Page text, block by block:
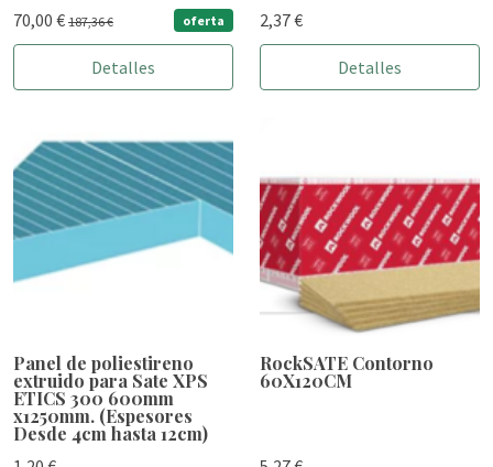
70,00 € 187,36 € oferta
Detalles
2,37 €
Detalles
Panel de poliestireno
extruido para Sate XPS
ETICS 300 600mm
x1250mm. (Espesores
Desde 4cm hasta 12cm)
RockSATE Contorno
60X120CM